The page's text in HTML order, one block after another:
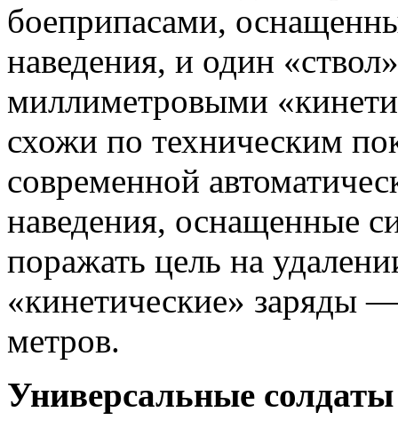
боеприпасами,
наведе­ния, и один
миллиметровыми
схожи по техническим
современной
наведения, оснащенные
поражать цель на
«кинети­ческие» заряды
метров.
Универсальные